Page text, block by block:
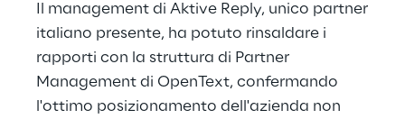
Il management di Aktive Reply, unico partner
italiano presente, ha potuto rinsaldare i
rapporti con la struttura di Partner
Management di OpenText, confermando
l'ottimo posizionamento dell'azienda non